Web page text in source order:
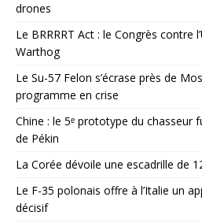
drones
Le BRRRRT Act : le Congrès contre
Warthog
Le Su-57 Felon s’écrase près de
programme en crise
Chine : le 5ᵉ prototype du chasseur
de Pékin
La Corée dévoile une escadrille de
Le F-35 polonais offre à l’Italie un
décisif